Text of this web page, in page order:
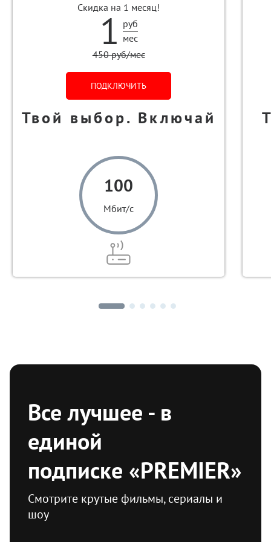
Скидка на 1 месяц!
1 руб
мес
450 руб/мес
ПОДКЛЮЧИТЬ
Твой выбор. Включай
100
Мбит/с
Промо-
акция
Все лучшее - в
единой
подписке «PREMIER»
Смотрите крутые фильмы, сериалы и
шоу